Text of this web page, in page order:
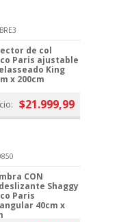
de col
Paris ajustable
King
x 200cm
$21.999,99
CON
Shaggy
Paris
40cm x